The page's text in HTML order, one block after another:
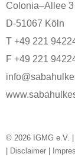
Colonia–Allee 3
D-51067 Köln
T +49 221
F +49 221
© 2026 IGMG e.V.
Disclaimer